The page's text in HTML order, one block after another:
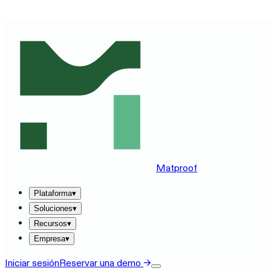
Matproof
Plataforma▾
Soluciones▾
Recursos▾
Empresa▾
Iniciar sesiónReservar una demo →